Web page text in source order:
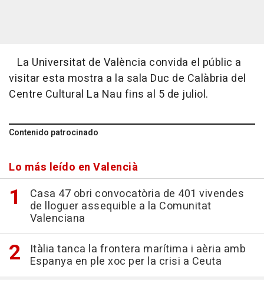
La Universitat de València convida el públic a
visitar esta mostra a la sala Duc de Calàbria del
Centre Cultural La Nau fins al 5 de juliol.
Contenido patrocinado
Lo más leído en Valencià
Casa 47 obri convocatòria de 401 vivendes
de lloguer assequible a la Comunitat
Valenciana
Itàlia tanca la frontera marítima i aèria amb
Espanya en ple xoc per la crisi a Ceuta